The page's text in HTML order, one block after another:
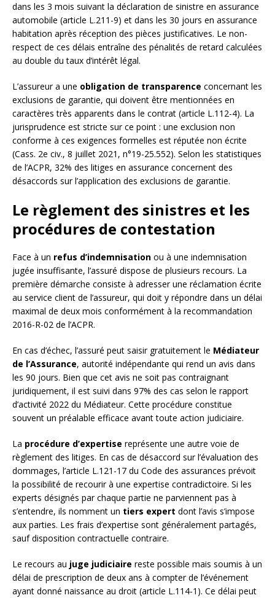
dans les 3 mois suivant la déclaration de sinistre en assurance
automobile (article L.211-9) et dans les 30 jours en assurance
habitation après réception des pièces justificatives. Le non-
respect de ces délais entraîne des pénalités de retard calculées
au double du taux d’intérêt légal.
L’assureur a une obligation de transparence concernant les
exclusions de garantie, qui doivent être mentionnées en
caractères très apparents dans le contrat (article L.112-4). La
jurisprudence est stricte sur ce point : une exclusion non
conforme à ces exigences formelles est réputée non écrite
(Cass. 2e civ., 8 juillet 2021, n°19-25.552). Selon les statistiques
de l’ACPR, 32% des litiges en assurance concernent des
désaccords sur l’application des exclusions de garantie.
Le règlement des sinistres et les
procédures de contestation
Face à un refus d’indemnisation ou à une indemnisation
jugée insuffisante, l’assuré dispose de plusieurs recours. La
première démarche consiste à adresser une réclamation écrite
au service client de l’assureur, qui doit y répondre dans un délai
maximal de deux mois conformément à la recommandation
2016-R-02 de l’ACPR.
En cas d’échec, l’assuré peut saisir gratuitement le Médiateur
de l’Assurance, autorité indépendante qui rend un avis dans
les 90 jours. Bien que cet avis ne soit pas contraignant
juridiquement, il est suivi dans 97% des cas selon le rapport
d’activité 2022 du Médiateur. Cette procédure constitue
souvent un préalable efficace avant toute action judiciaire.
La procédure d’expertise représente une autre voie de
règlement des litiges. En cas de désaccord sur l’évaluation des
dommages, l’article L.121-17 du Code des assurances prévoit
la possibilité de recourir à une expertise contradictoire. Si les
experts désignés par chaque partie ne parviennent pas à
s’entendre, ils nomment un tiers expert dont l’avis s’impose
aux parties. Les frais d’expertise sont généralement partagés,
sauf disposition contractuelle contraire.
Le recours au juge judiciaire reste possible mais soumis à un
délai de prescription de deux ans à compter de l’événement
ayant donné naissance au droit (article L.114-1). Ce délai peut